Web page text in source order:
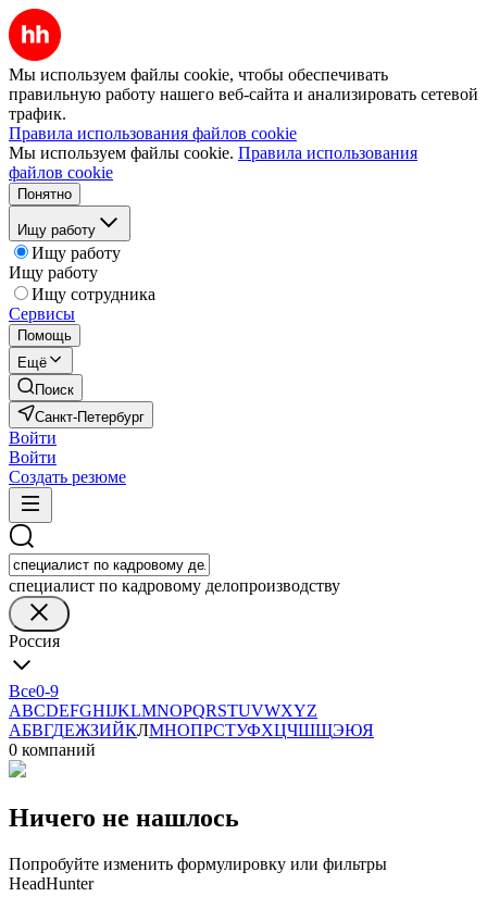
Мы используем файлы cookie, чтобы обеспечивать
правильную работу нашего веб-сайта и анализировать сетевой
трафик.
Правила использования файлов cookie
Мы используем файлы cookie. Правила использования
файлов cookie
Понятно
Ищу работу
Ищу работу
Ищу работу
Ищу сотрудника
Сервисы
Помощь
Ещё
Поиск
Санкт-Петербург
Войти
Войти
Создать резюме
специалист по кадровому делопроизводству
Россия
Все0-9
ABCDEFGHIJKLMNOPQRSTUVWXYZ
АБВГДЕЖЗИЙКЛМНОПРСТУФХЦЧШЩЭЮЯ
0 компаний
Ничего не нашлось
Попробуйте изменить формулировку или фильтры
HeadHunter